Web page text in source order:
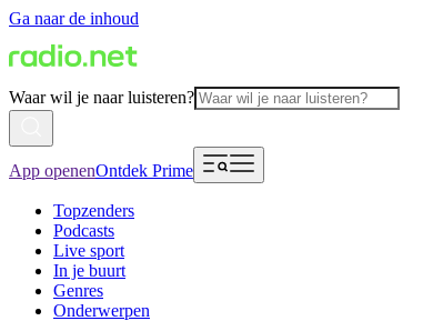
Ga naar de inhoud
Waar wil je naar luisteren?
App openenOntdek Prime
Topzenders
Podcasts
Live sport
In je buurt
Genres
Onderwerpen